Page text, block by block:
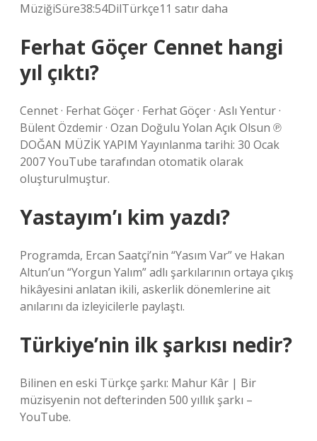
MüziğiSüre38:54DilTürkçe11 satır daha
Ferhat Göçer Cennet hangi
yıl çıktı?
Cennet · Ferhat Göçer · Ferhat Göçer · Aslı Yentur ·
Bülent Özdemir · Ozan Doğulu Yolan Açık Olsun ℗
DOĞAN MÜZİK YAPIM Yayınlanma tarihi: 30 Ocak
2007 YouTube tarafından otomatik olarak
oluşturulmuştur.
Yastayım’ı kim yazdı?
Programda, Ercan Saatçi’nin “Yasım Var” ve Hakan
Altun’un “Yorgun Yalım” adlı şarkılarının ortaya çıkış
hikâyesini anlatan ikili, askerlik dönemlerine ait
anılarını da izleyicilerle paylaştı.
Türkiye’nin ilk şarkısı nedir?
Bilinen en eski Türkçe şarkı: Mahur Kâr | Bir
müzisyenin not defterinden 500 yıllık şarkı –
YouTube.